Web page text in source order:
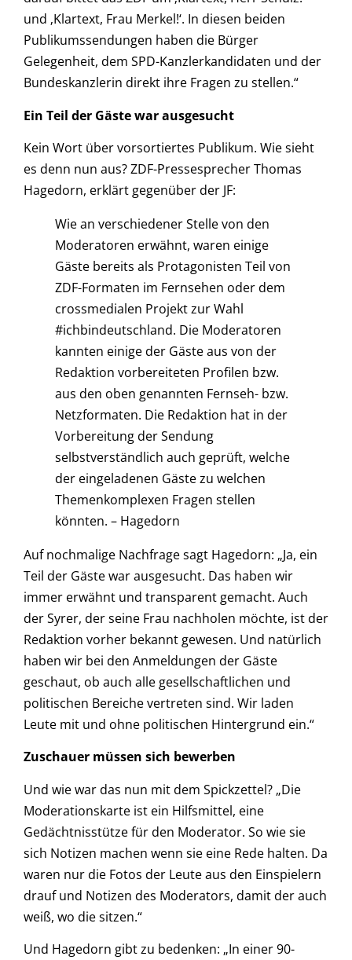
und ‚Klartext, Frau Merkel!‘. In diesen beiden
Publikumssendungen haben die Bürger
Gelegenheit, dem SPD-Kanzlerkandidaten und der
Bundeskanzlerin direkt ihre Fragen zu stellen.“
Ein Teil der Gäste war ausgesucht
Kein Wort über vorsortiertes Publikum. Wie sieht
es denn nun aus? ZDF-Pressesprecher Thomas
Hagedorn, erklärt gegenüber der JF:
Wie an verschiedener Stelle von den
Moderatoren erwähnt, waren einige
Gäste bereits als Protagonisten Teil von
ZDF-Formaten im Fernsehen oder dem
crossmedialen Projekt zur Wahl
#ichbindeutschland. Die Moderatoren
kannten einige der Gäste aus von der
Redaktion vorbereiteten Profilen bzw.
aus den oben genannten Fernseh- bzw.
Netzformaten. Die Redaktion hat in der
Vorbereitung der Sendung
selbstverständlich auch geprüft, welche
der eingeladenen Gäste zu welchen
Themenkomplexen Fragen stellen
könnten. – Hagedorn
Auf nochmalige Nachfrage sagt Hagedorn: „Ja, ein
Teil der Gäste war ausgesucht. Das haben wir
immer erwähnt und transparent gemacht. Auch
der Syrer, der seine Frau nachholen möchte, ist der
Redaktion vorher bekannt gewesen. Und natürlich
haben wir bei den Anmeldungen der Gäste
geschaut, ob auch alle gesellschaftlichen und
politischen Bereiche vertreten sind. Wir laden
Leute mit und ohne politischen Hintergrund ein.“
Zuschauer müssen sich bewerben
Und wie war das nun mit dem Spickzettel? „Die
Moderationskarte ist ein Hilfsmittel, eine
Gedächtnisstütze für den Moderator. So wie sie
sich Notizen machen wenn sie eine Rede halten. Da
waren nur die Fotos der Leute aus den Einspielern
drauf und Notizen des Moderators, damit der auch
weiß, wo die sitzen.“
Und Hagedorn gibt zu bedenken: „In einer 90-